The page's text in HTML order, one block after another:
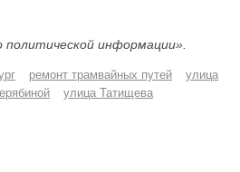
информации».
ремонт трамвайных путей
улица
улица Татищева